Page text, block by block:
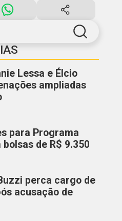
Lessa e Élcio
ampliadas
para Programa
de R$ 9.350
perca cargo de
acusação de